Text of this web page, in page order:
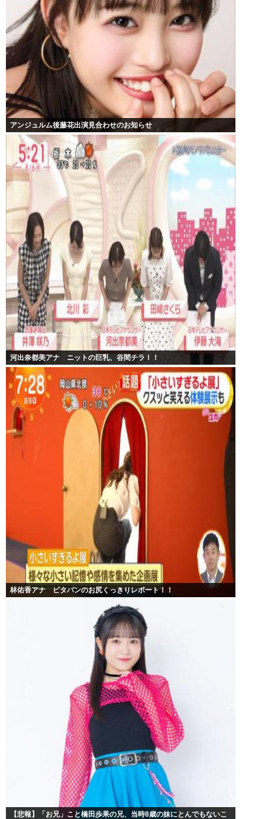
アンジュルム後藤花出演見合わせのお知らせ
河出奈都美アナ ニットの巨乳、谷間チラ！！
林佑香アナ ピタパンのお尻くっきりレポート！！
【悲報】「お兄」こと橋田歩果の兄、当時8歳の妹にとんでもないこ